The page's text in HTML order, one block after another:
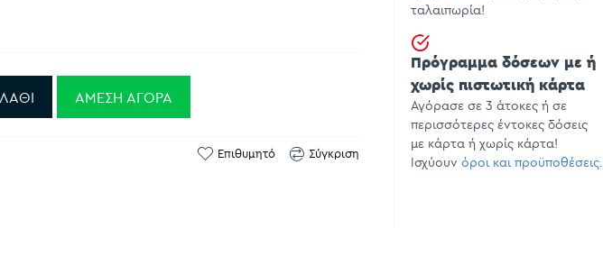
ΆΜΕΣΗ ΑΓΟΡΆ
Επιθυμητό Σύγκριση
ταλαιπωρία!
Πρόγραμμα δόσεων με ή
χωρίς πιστωτική κάρτα
Αγόρασε σε 3 άτοκες ή σε
περισσότερες έντοκες δόσεις
με κάρτα ή χωρίς κάρτα!
Ισχύουν όροι και προϋποθέσεις.